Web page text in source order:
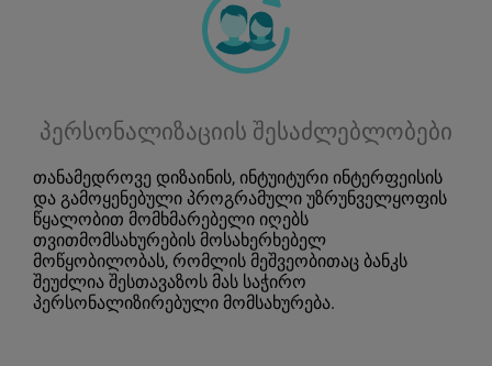
პერსონალიზაციის შესაძლებლობები
თანამედროვე დიზაინის, ინტუიტური ინტერფეისის
და გამოყენებული პროგრამული უზრუნველყოფის
წყალობით მომხმარებელი იღებს
თვითმომსახურების მოსახერხებელ
მოწყობილობას, რომლის მეშვეობითაც ბანკს
შეუძლია შესთავაზოს მას საჭირო
პერსონალიზირებული მომსახურება.